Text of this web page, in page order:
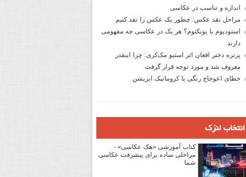
اندازه و تناسب در عکاسی
مراحل نقد عکس: چطور یک عکس را نقد کنیم
استودیوم یا پونکتوم؟ هر یک در عکاسی چه مفهومی
دارند
پرتره دختر افغان اثر استیو مک‌کری: چرا اینقدر
معروف شد و مورد توجه قرار گرفت
خطای اعوجاج رنگی یا کروماتیک ابریشن
انتخاب لنزک
کتاب آموزشی «هک عکاسی» -
مراحلی ساده برای پیشرفت عکاسی
شما